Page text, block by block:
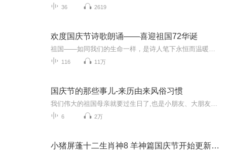
36 2619
欢度国庆节诗歌朗诵——喜迎祖国72华诞
116 11万
国庆节的那些事儿-来历由来风俗习惯
6 2万
小猪屏蓬十二生肖神8 羊神篇国庆节开始更新啦！